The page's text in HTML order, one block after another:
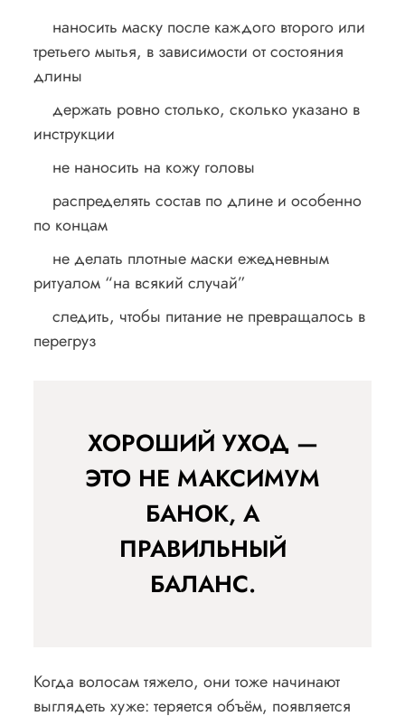
наносить маску после каждого второго или
третьего мытья, в зависимости от состояния
длины
держать ровно столько, сколько указано в
инструкции
не наносить на кожу головы
распределять состав по длине и особенно
по концам
не делать плотные маски ежедневным
ритуалом “на всякий случай”
следить, чтобы питание не превращалось в
перегруз
ХОРОШИЙ УХОД —
ЭТО НЕ МАКСИМУМ
БАНОК, А
ПРАВИЛЬНЫЙ
БАЛАНС.
Когда волосам тяжело, они тоже начинают
выглядеть хуже: теряется объём, появляется